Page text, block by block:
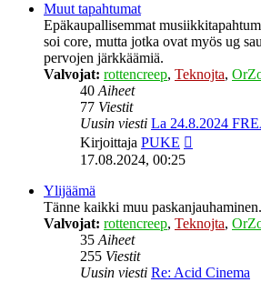
Muut tapahtumat
Epäkaupallisemmat
soi core, mutta jotka ovat myös ug
pervojen järkkäämiä.
Valvojat: rottencreep, Teknojta,
40Aiheet
77 Viestit
Uusin viesti La 24.8.2024
Kirjoittaja PUKE
17.08.2024, 00:25
Ylijäämä
Tänne kaikki muu paskanjauhaminen.
Valvojat: rottencreep, Teknojta,
35Aiheet
255 Viestit
Uusin viesti Re: Acid Cinema